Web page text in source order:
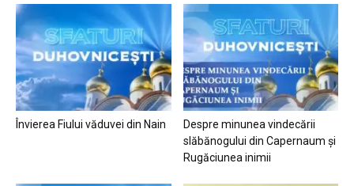
Învierea Fiului văduvei din Nain
Despre minunea vindecării
slăbănogului din Capernaum și
Rugăciunea inimii